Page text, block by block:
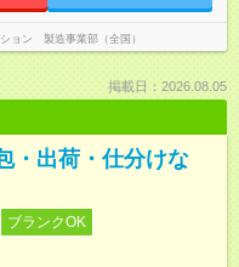
ョン 製造事業部（全国）
掲載日：2026.08.05
・出荷・仕分けな
ブランクOK